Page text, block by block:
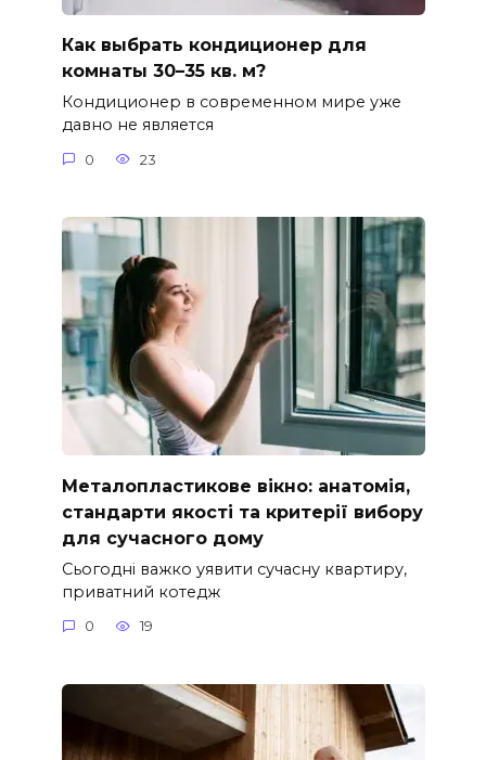
Как выбрать кондиционер для
комнаты 30–35 кв. м?
Кондиционер в современном мире уже
давно не является
0 23
Металопластикове вікно: анатомія,
стандарти якості та критерії вибору
для сучасного дому
Сьогодні важко уявити сучасну квартиру,
приватний котедж
0 19